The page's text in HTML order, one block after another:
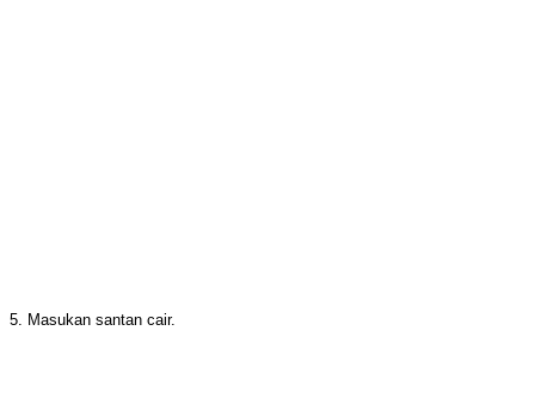
5. Masukan santan cair.